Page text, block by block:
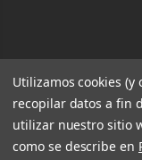
Utilizamos cookies
recopilar datos a fin
utilizar nuestro sitio
como se describe en